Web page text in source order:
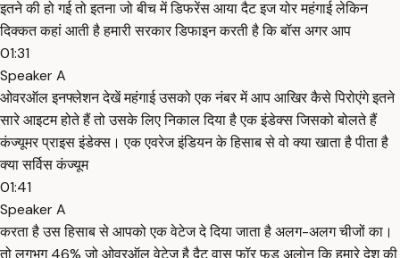
इतने की हो गई तो इतना जो बीच में डिफरेंस आया दैट इज योर महंगाई लेकिन
दिक्कत कहां आती है हमारी सरकार डिफाइन करती है कि बॉस अगर आप
01:31
Speaker A
ओवरऑल इनफ्लेशन देखें महंगाई उसको एक नंबर में आप आखिर कैसे पिरोएंगे इतने
सारे आइटम होते हैं तो उसके लिए निकाल दिया है एक इंडेक्स जिसको बोलते हैं
कंज्यूमर प्राइस इंडेक्स। एक एवरेज इंडियन के हिसाब से वो क्या खाता है पीता है
क्या सर्विस कंज्यूम
01:41
Speaker A
करता है उस हिसाब से आपको एक वेटेज दे दिया जाता है अलग-अलग चीजों का।
तो लगभग 46% जो ओवरऑल वेटेज है दैट वास फॉर फूड अलोन कि हमारे देश की